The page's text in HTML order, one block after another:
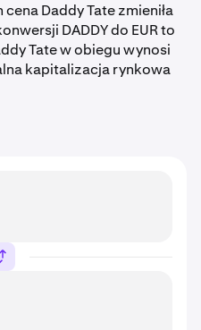
Daddy Tate zmieniła
DADDY do EUR to
Tate w obiegu wynosi
kapitalizacja rynkowa